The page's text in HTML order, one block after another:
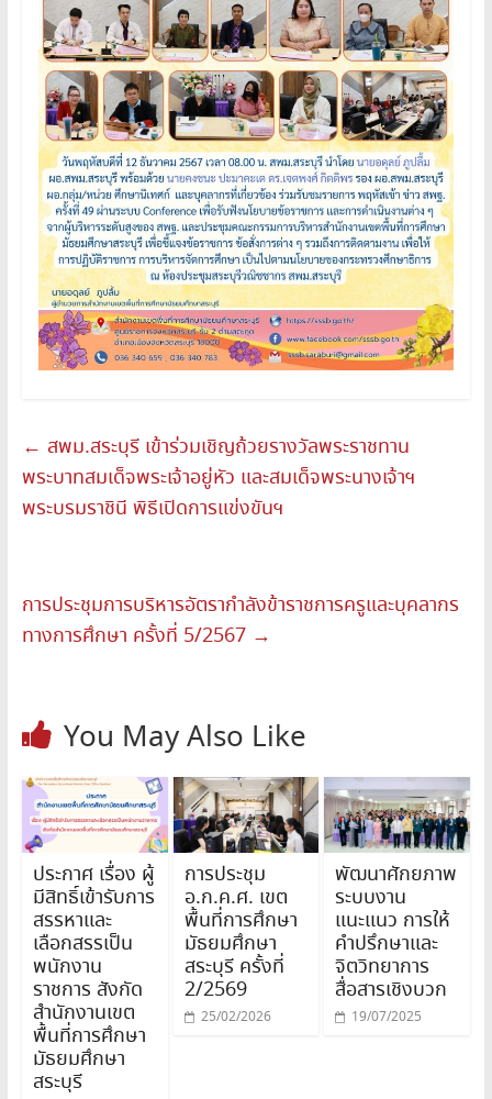
← สพม.สระบุรี เข้าร่วมเชิญถ้วยรางวัลพระราชทาน
พระบาทสมเด็จพระเจ้าอยู่หัว และสมเด็จพระนางเจ้าฯ
พระบรมราชินี พิธีเปิดการแข่งขันฯ
การประชุมการบริหารอัตรากำลังข้าราชการครูและบุคลากร
ทางการศึกษา ครั้งที่ 5/2567 →
You May Also Like
ประกาศ เรื่อง ผู้
มีสิทธิ์เข้ารับการ
สรรหาและ
เลือกสรรเป็น
พนักงาน
ราชการ สังกัด
สำนักงานเขต
พื้นที่การศึกษา
มัธยมศึกษา
สระบุรี
การประชุม
อ.ก.ค.ศ. เขต
พื้นที่การศึกษา
มัธยมศึกษา
สระบุรี ครั้งที่
2/2569
25/02/2026
พัฒนาศักยภาพ
ระบบงาน
แนะแนว การให้
คำปรึกษาและ
จิตวิทยาการ
สื่อสารเชิงบวก
19/07/2025